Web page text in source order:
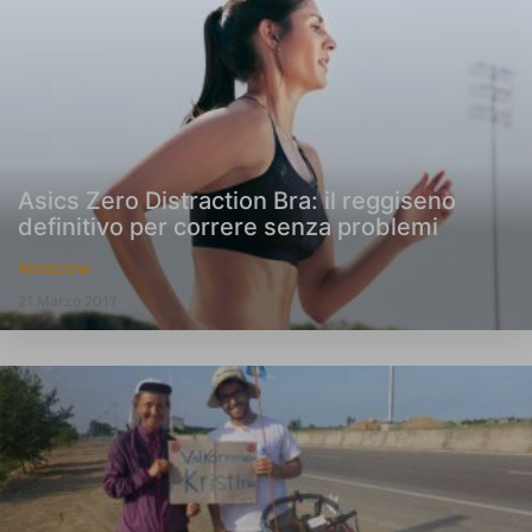
Asics Zero Distraction Bra: il reggiseno
definitivo per correre senza problemi
Redazione